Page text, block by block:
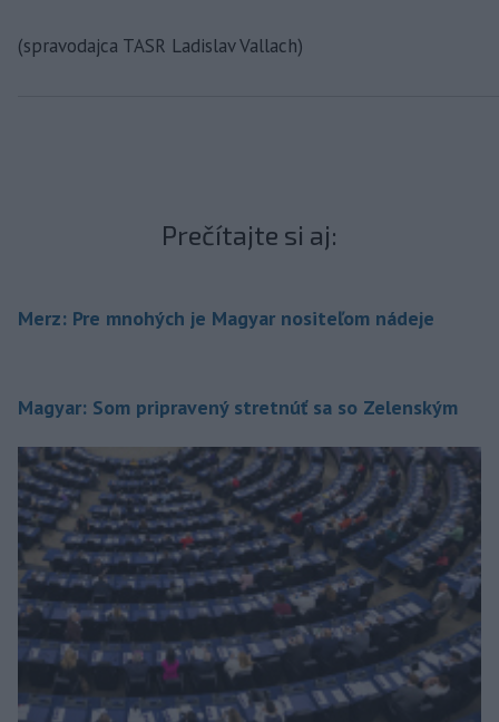
(spravodajca TASR Ladislav Vallach)
Prečítajte si aj:
Merz: Pre mnohých je Magyar nositeľom nádeje
Magyar: Som pripravený stretnúť sa so Zelenským